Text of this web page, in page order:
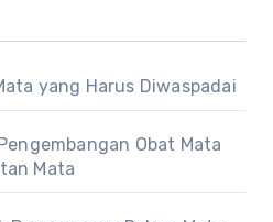
yang Harus Diwaspadai
Obat Mata
Mata